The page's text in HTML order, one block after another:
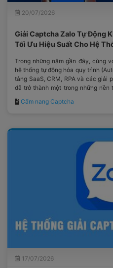
20/07/2026
Giải Captcha Zalo Tự Động
Tối Ưu Hiệu Suất Cho Hệ
Trong những năm gần đây, cùng
hệ thống tự động hóa quy trình
tảng SaaS, CRM, RPA và các giải
đã trở thành một trong những nền
Cẩm nang Captcha
17/07/2026